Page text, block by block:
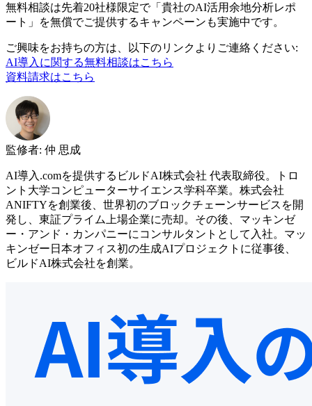
無料相談は先着20社様限定で「貴社のAI活用余地分析レポ
ート」を無償でご提供するキャンペーンも実施中です。
ご興味をお持ちの方は、以下のリンクよりご連絡ください:
AI導入に関する無料相談はこちら
資料請求はこちら
監修者: 仲 思成
AI導入.comを提供するビルドAI株式会社 代表取締役。トロ
ント大学コンピューターサイエンス学科卒業。株式会社
ANIFTYを創業後、世界初のブロックチェーンサービスを開
発し、東証プライム上場企業に売却。その後、マッキンゼ
ー・アンド・カンパニーにコンサルタントとして入社。マッ
キンゼー日本オフィス初の生成AIプロジェクトに従事後、
ビルドAI株式会社を創業。